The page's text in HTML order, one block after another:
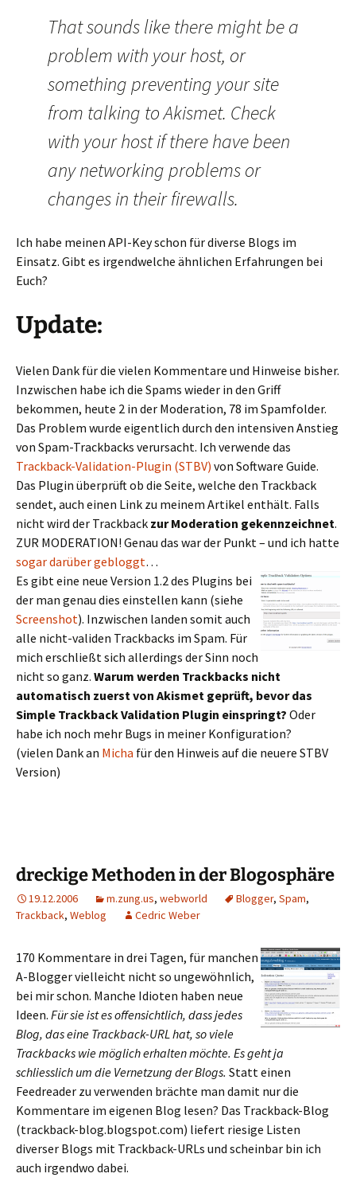
That sounds like there might be a
problem with your host, or
something preventing your site
from talking to Akismet. Check
with your host if there have been
any networking problems or
changes in their firewalls.
Ich habe meinen API-Key schon für diverse Blogs im
Einsatz. Gibt es irgendwelche ähnlichen Erfahrungen bei
Euch?
Update:
Vielen Dank für die vielen Kommentare und Hinweise bisher.
Inzwischen habe ich die Spams wieder in den Griff
bekommen, heute 2 in der Moderation, 78 im Spamfolder.
Das Problem wurde eigentlich durch den intensiven Anstieg
von Spam-Trackbacks verursacht. Ich verwende das
Trackback-Validation-Plugin (STBV) von Software Guide.
Das Plugin überprüft ob die Seite, welche den Trackback
sendet, auch einen Link zu meinem Artikel enthält. Falls
nicht wird der Trackback zur Moderation gekennzeichnet.
ZUR MODERATION! Genau das war der Punkt – und ich hatte
sogar darüber gebloggt…
Es gibt eine neue Version 1.2 des Plugins bei
der man genau dies einstellen kann (siehe
Screenshot). Inzwischen landen somit auch
alle nicht-validen Trackbacks im Spam. Für
mich erschließt sich allerdings der Sinn noch
nicht so ganz. Warum werden Trackbacks nicht
automatisch zuerst von Akismet geprüft, bevor das
Simple Trackback Validation Plugin einspringt? Oder
habe ich noch mehr Bugs in meiner Konfiguration?
(vielen Dank an Micha für den Hinweis auf die neuere STBV
Version)
dreckige Methoden in der Blogosphäre
19.12.2006 m.zung.us, webworld Blogger, Spam,
Trackback, Weblog Cedric Weber
170 Kommentare in drei Tagen, für manchen
A-Blogger vielleicht nicht so ungewöhnlich,
bei mir schon. Manche Idioten haben neue
Ideen. Für sie ist es offensichtlich, dass jedes
Blog, das eine Trackback-URL hat, so viele
Trackbacks wie möglich erhalten möchte. Es geht ja
schliesslich um die Vernetzung der Blogs. Statt einen
Feedreader zu verwenden brächte man damit nur die
Kommentare im eigenen Blog lesen? Das Trackback-Blog
(trackback-blog.blogspot.com) liefert riesige Listen
diverser Blogs mit Trackback-URLs und scheinbar bin ich
auch irgendwo dabei.